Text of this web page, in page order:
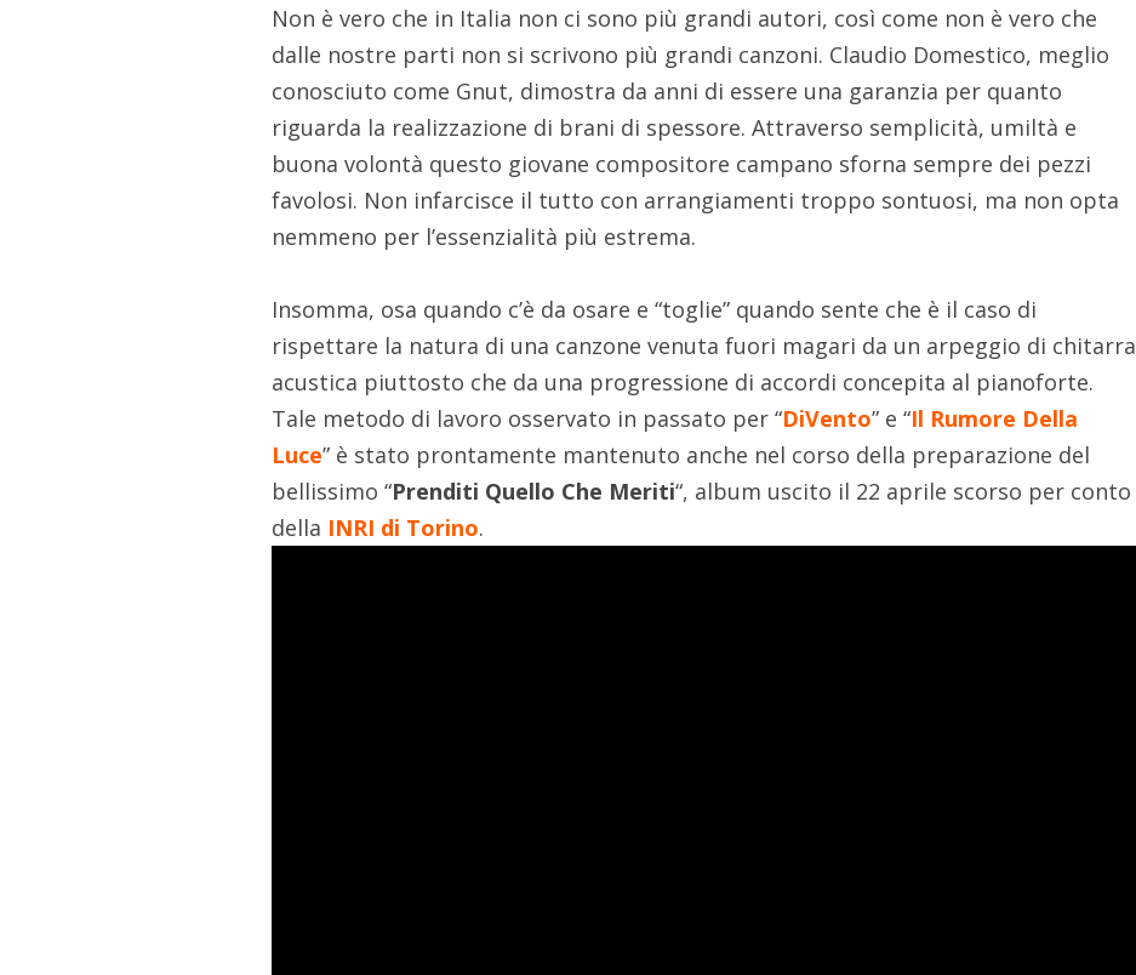
Non è vero che in Italia non ci sono più grandi autori, così come non è vero che
dalle nostre parti non si scrivono più grandi canzoni. Claudio Domestico, meglio
conosciuto come Gnut, dimostra da anni di essere una garanzia per quanto
riguarda la realizzazione di brani di spessore. Attraverso semplicità, umiltà e
buona volontà questo giovane compositore campano sforna sempre dei pezzi
favolosi. Non infarcisce il tutto con arrangiamenti troppo sontuosi, ma non opta
nemmeno per l’essenzialità più estrema.
Insomma, osa quando c’è da osare e “toglie” quando sente che è il caso di
rispettare la natura di una canzone venuta fuori magari da un arpeggio di chitarra
acustica piuttosto che da una progressione di accordi concepita al pianoforte.
Tale metodo di lavoro osservato in passato per “DiVento” e “Il Rumore Della
Luce” è stato prontamente mantenuto anche nel corso della preparazione del
bellissimo “Prenditi Quello Che Meriti“, album uscito il 22 aprile scorso per conto
della INRI di Torino.